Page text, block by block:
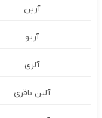
آرین
آریو
آلزی
آلین باقری